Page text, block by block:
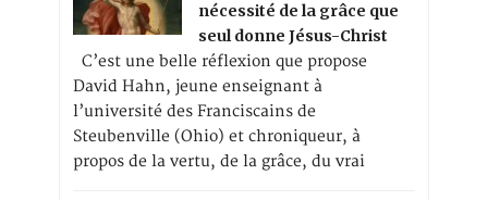
nécessité de la grâce que
seul donne Jésus-Christ
C’est une belle réflexion que propose
David Hahn, jeune enseignant à
l’université des Franciscains de
Steubenville (Ohio) et chroniqueur, à
propos de la vertu, de la grâce, du vrai